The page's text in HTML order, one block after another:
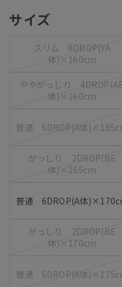
サイズ
スリム 8DROP(YA
体)×160cm
ややがっしり
体)×160cm
普通 6DROP(A体
がっしり 2DROP(BE
体)×165cm
普通 6DROP(A体
がっしり 2DROP(BE
体)×170cm
普通 6DROP(A体